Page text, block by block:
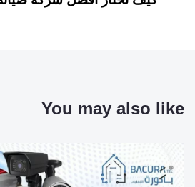
You may also like